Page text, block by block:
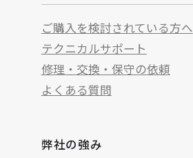
ご購入を検討されている方へ
テクニカルサポート
修理・交換・保守の依頼
よくある質問
弊社の強み